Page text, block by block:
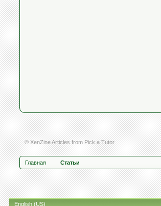
© XenZineArticlesfromPick a Tutor
Главная Статьи
English (US)